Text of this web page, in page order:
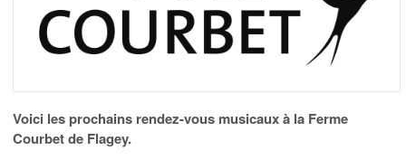
Voici les prochains rendez-vous musicaux à la Ferme
Courbet de Flagey.